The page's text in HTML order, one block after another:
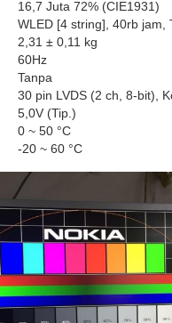
16,7 Juta 72% (CIE1931)
WLED [4 string], 40rb jam,
2,31 ± 0,11 kg
60Hz
Tanpa
30 pin LVDS (2 ch, 8-bit),
5,0V (Tip.)
0 ~ 50 °C
-20 ~ 60 °C